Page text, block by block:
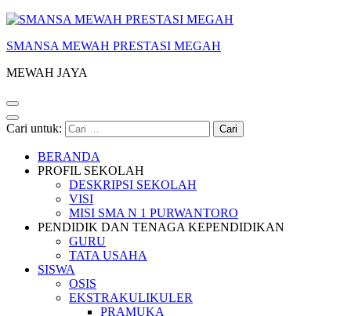
SMANSA MEWAH PRESTASI MEGAH
MEWAH JAYA
Cari untuk:
BERANDA
PROFIL SEKOLAH
DESKRIPSI SEKOLAH
VISI
MISI SMA N 1 PURWANTORO
PENDIDIK DAN TENAGA KEPENDIDIKAN
GURU
TATA USAHA
SISWA
OSIS
EKSTRAKULIKULER
PRAMUKA